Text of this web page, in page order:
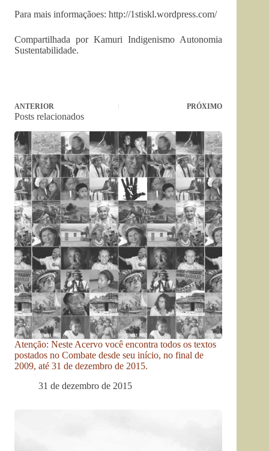
Para mais informaçãoes: http://1stiskl.wordpress.com/
Compartilhada por Kamuri Indigenismo Autonomia
Sustentabilidade.
ANTERIOR PRÓXIMO
Posts relacionados
Atenção: Neste Acervo você encontra todos os textos
postados no Combate desde seu início, no final de
2009, até 31 de dezembro de 2015.
31 de dezembro de 2015